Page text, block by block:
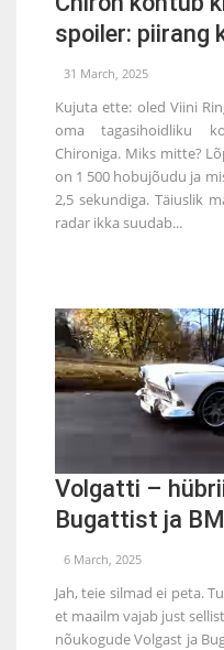
spoiler: piirang
31 March, 2025
Kujuta ette: oled Viini
oma tagasihoidliku
Chironiga. Miks mitte?
on 1 500 hobujõudu ja
2,5 sekundiga. Täiuslik
radar ikka suudab...
Volgatti –
Bugattist ja
6 March, 2025
Jah, teie silmad ei peta.
et maailm vajab just
nõukogude Volgast ja